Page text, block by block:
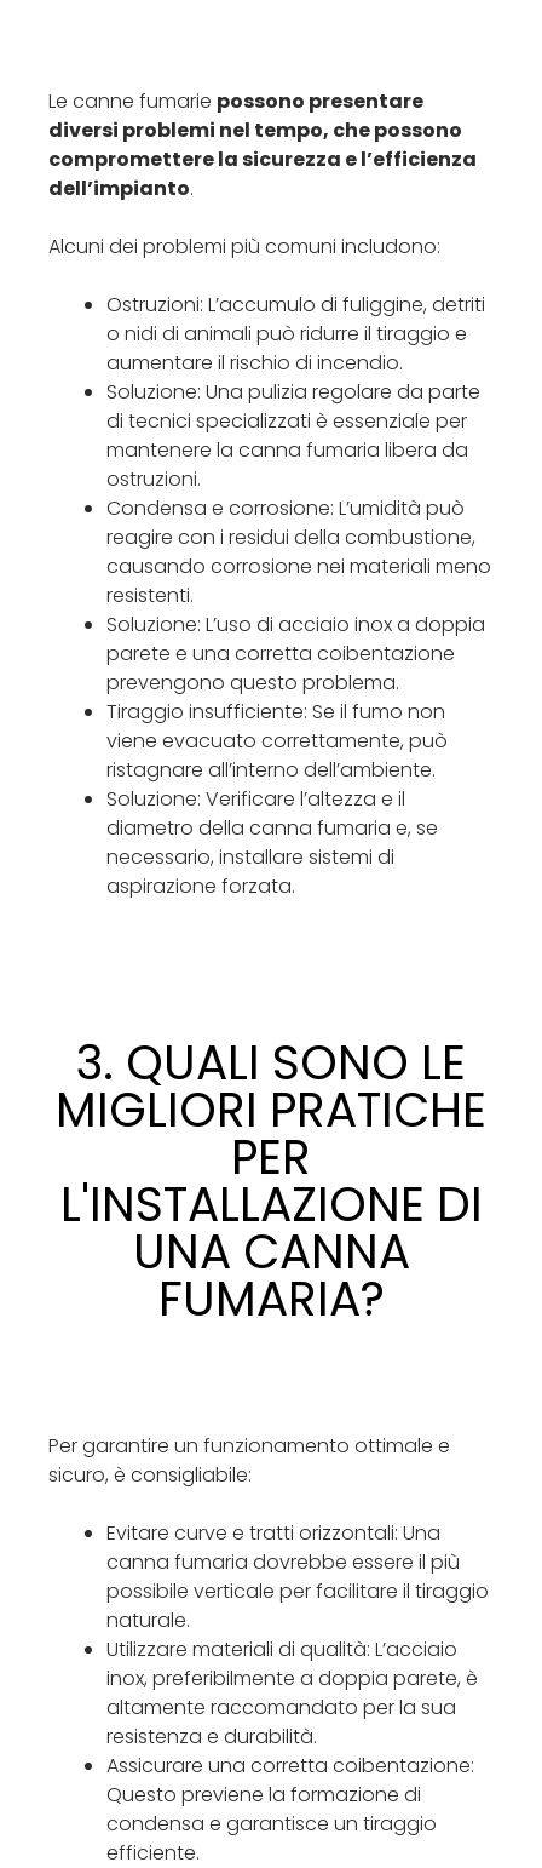
Le canne fumarie possono presentare
diversi problemi nel tempo, che possono
compromettere la sicurezza e l’efficienza
dell’impianto.
Alcuni dei problemi più comuni includono:
Ostruzioni: L’accumulo di fuliggine, detriti
o nidi di animali può ridurre il tiraggio e
aumentare il rischio di incendio.
Soluzione: Una pulizia regolare da parte
di tecnici specializzati è essenziale per
mantenere la canna fumaria libera da
ostruzioni.
Condensa e corrosione: L’umidità può
reagire con i residui della combustione,
causando corrosione nei materiali meno
resistenti.
Soluzione: L’uso di acciaio inox a doppia
parete e una corretta coibentazione
prevengono questo problema.
Tiraggio insufficiente: Se il fumo non
viene evacuato correttamente, può
ristagnare all’interno dell’ambiente.
Soluzione: Verificare l’altezza e il
diametro della canna fumaria e, se
necessario, installare sistemi di
aspirazione forzata.
3. QUALI SONO LE
MIGLIORI PRATICHE
PER
L'INSTALLAZIONE DI
UNA CANNA
FUMARIA?
Per garantire un funzionamento ottimale e
sicuro, è consigliabile:
Evitare curve e tratti orizzontali: Una
canna fumaria dovrebbe essere il più
possibile verticale per facilitare il tiraggio
naturale.
Utilizzare materiali di qualità: L’acciaio
inox, preferibilmente a doppia parete, è
altamente raccomandato per la sua
resistenza e durabilità.
Assicurare una corretta coibentazione:
Questo previene la formazione di
condensa e garantisce un tiraggio
efficiente.